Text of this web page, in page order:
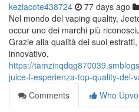
keziacote438724 77 days ago
Nel mondo del vaping quality,
occur uno dei marchi più
Grazie alla qualità dei suoi
innovativo,
https://
juice-l-esperienza-top-quality-del-
Comments
Who